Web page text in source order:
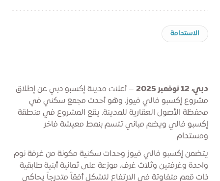
الاستدامة
دبي، 12 نوفمبر 2025
– أعلنت مدينة إكسبو دبي عن إطلاق
مشروع إكسبو فالي فيوز، وهو أحدث مجمع سكني في
محفظة الأصول العقارية للمدينة. يقع المشروع في منطقة
إكسبو فالي ويضم مباني تتسم بنمط معيشة فاخر
ومستدام.
يتضمن إكسبو فالي فيوز وحدات سكنية مكونة من غرفة نوم
واحدة وغرفتين وثلاث غرف، موزعة على ثمانية أبنية طابقية
ذات قمم متفاوتة في الارتفاع لتشكل أفقاً متدرجاً يحاكي